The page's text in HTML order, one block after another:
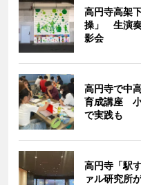
高円寺高架
操」 生演
影会
高円寺で中
育成講座
で実践も
高円寺「駅
ァル研究所